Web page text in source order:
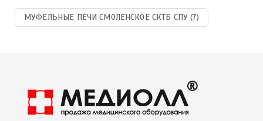
МУФЕЛЬНЫЕ ПЕЧИ СМОЛЕНСКОЕ СКТБ СПУ (7)